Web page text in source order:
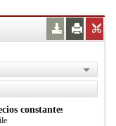
constantes de 2010)